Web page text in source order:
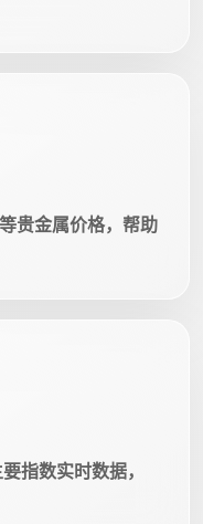
贵金属价格，帮助
指数实时数据，